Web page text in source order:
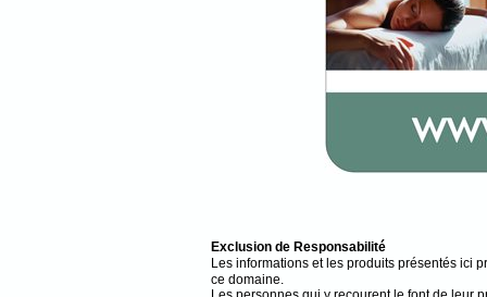
Exclusion de Responsabilité
Les informations et les produits présentés ici
ce domaine.